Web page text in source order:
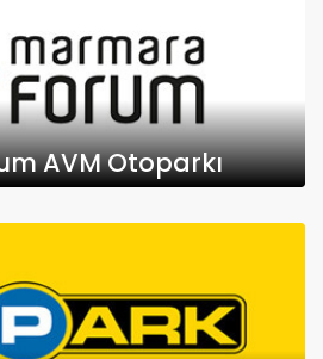
AVM Otoparkı